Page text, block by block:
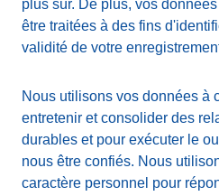
plus sûr. De plus, vos
être traitées à des fins
validité de votre
Nous utilisons vos données à
entretenir et consolider des
durables et pour exécuter le
nous être confiés. Nous
caractère personnel pour